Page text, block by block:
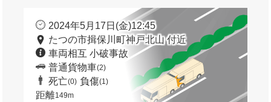
2024年5月17日(金)12:45
たつの市揖保川町神戸北山 付近
車両相互 小破事故
普通貨物車(2)
死亡(0) 負傷(1)
距離149m